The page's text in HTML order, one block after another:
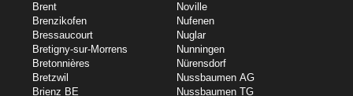
Brent
Brenzikofen
Bressaucourt
Bretigny-sur-Morrens
Bretonnières
Bretzwil
Brienz BE
Noville
Nufenen
Nuglar
Nunningen
Nürensdorf
Nussbaumen AG
Nussbaumen TG